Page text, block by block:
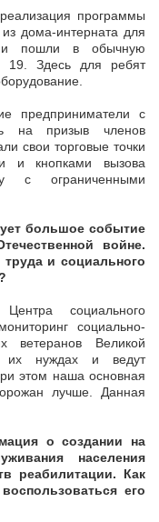
программы
дома-интерната для
пошли в обычную
Здесь для ребят
предприниматели с
на призыв членов
свои торговые точки
и кнопками вызова
с ограниченными
большое событие
войне.
и социального
социального
социально-
ветеранов Великой
их нуждах и ведут
этом наша основная
лучше. Данная
о создании на
населения
реабилитации. Как
его